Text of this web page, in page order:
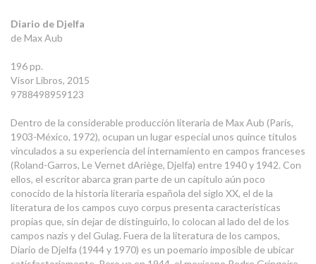
Diario de Djelfa
de Max Aub
196 pp.
Visor Libros, 2015
9788498959123
Dentro de la considerable producción literaria de Max Aub (París,
1903-México, 1972), ocupan un lugar especial unos quince títulos
vinculados a su experiencia del internamiento en campos franceses
(Roland-Garros, Le Vernet dAriège, Djelfa) entre 1940 y 1942. Con
ellos, el escritor abarca gran parte de un capítulo aún poco
conocido de la historia literaria española del siglo XX, el de la
literatura de los campos cuyo corpus presenta características
propias que, sin dejar de distinguirlo, lo colocan al lado del de los
campos nazis y del Gulag. Fuera de la literatura de los campos,
Diario de Djelfa (1944 y 1970) es un poemario imposible de ubicar